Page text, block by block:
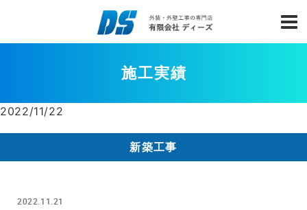
施工実績
2022/11/22
新築工事
2022.11.21